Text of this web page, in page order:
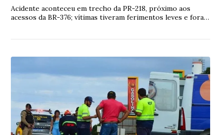
Acidente aconteceu em trecho da PR-218, próximo aos
acessos da BR-376; vítimas tiveram ferimentos leves e foram